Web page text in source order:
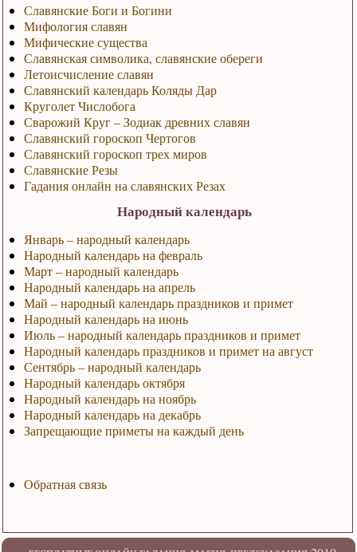
Славянские Боги и Богини
Мифология славян
Мифические существа
Славянская символика, славянские обереги
Летоисчисление славян
Славянский календарь Коляды Дар
Круголет Числобога
Сварожий Круг – Зодиак древних славян
Славянский гороскоп Чертогов
Славянский гороскоп трех миров
Славянские Резы
Гадания онлайн на славянских Резах
Народный календарь
Январь – народный календарь
Народный календарь на февраль
Март – народный календарь
Народный календарь на апрель
Май – народный календарь праздников и примет
Народный календарь на июнь
Июль – народный календарь праздников и примет
Народный календарь праздников и примет на август
Сентябрь – народный календарь
Народный календарь октября
Народный календарь на ноябрь
Народный календарь на декабрь
Запрещающие приметы на каждый день
Обратная связь